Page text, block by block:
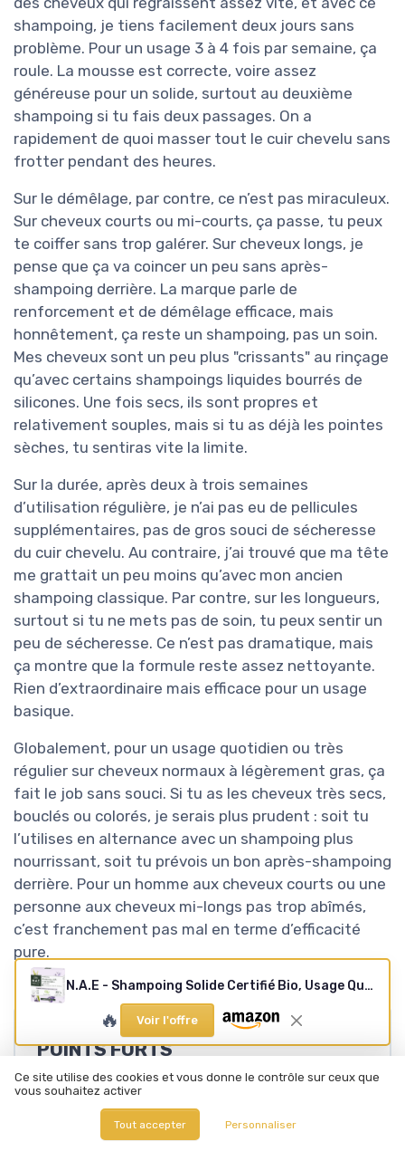
shampoing, je tiens facilement deux jours sans
problème. Pour un usage 3 à 4 fois par semaine, ça
roule. La mousse est correcte, voire assez
généreuse pour un solide, surtout au deuxième
shampoing si tu fais deux passages. On a
rapidement de quoi masser tout le cuir chevelu sans
frotter pendant des heures.
Sur le démêlage, par contre, ce n’est pas miraculeux.
Sur cheveux courts ou mi-courts, ça passe, tu peux
te coiffer sans trop galérer. Sur cheveux longs, je
pense que ça va coincer un peu sans après-
shampoing derrière. La marque parle de
renforcement et de démêlage efficace, mais
honnêtement, ça reste un shampoing, pas un soin.
Mes cheveux sont un peu plus "crissants" au rinçage
qu’avec certains shampoings liquides bourrés de
silicones. Une fois secs, ils sont propres et
relativement souples, mais si tu as déjà les pointes
sèches, tu sentiras vite la limite.
Sur la durée, après deux à trois semaines
d’utilisation régulière, je n’ai pas eu de pellicules
supplémentaires, pas de gros souci de sécheresse
du cuir chevelu. Au contraire, j’ai trouvé que ma tête
me grattait un peu moins qu’avec mon ancien
shampoing classique. Par contre, sur les longueurs,
surtout si tu ne mets pas de soin, tu peux sentir un
peu de sécheresse. Ce n’est pas dramatique, mais
ça montre que la formule reste assez nettoyante.
Rien d’extraordinaire mais efficace pour un usage
basique.
Globalement, pour un usage quotidien ou très
régulier sur cheveux normaux à légèrement gras, ça
fait le job sans souci. Si tu as les cheveux très secs,
bouclés ou colorés, je serais plus prudent : soit tu
l’utilises en alternance avec un shampoing plus
nourrissant, soit tu prévois un bon après-shampoing
derrière. Pour un homme aux cheveux courts ou une
personne aux cheveux mi-longs pas trop abîmés,
c’est franchement pas mal en terme d’efficacité
pure.
POINTS FORTS
Lave bien et mousse correctement pour un
shampoing solide, même sur cheveux qui
regraissent vite
N.A.E - Shampoing Solide Certifié Bio, Usage Quotidien Cheveux Normaux, Extraits de Riz Bio et de Lavande Bio, Formule Vegan, 99 pour cent d'ingrédients d'origine naturelle, Savon de 85 g 1 unité (Lot de 1)
🔥 Voir l'offre
Ce site utilise des cookies et vous donne le contrôle sur ceux que
vous souhaitez activer
Tout accepter Personnaliser